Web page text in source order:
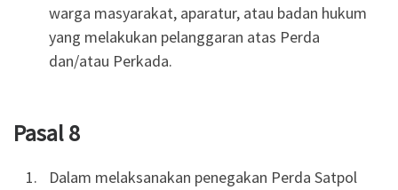
warga masyarakat, aparatur, atau badan hukum
yang melakukan pelanggaran atas Perda
dan/atau Perkada.
Pasal 8
Dalam melaksanakan penegakan Perda Satpol